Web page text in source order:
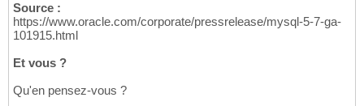
Source :
https://www.oracle.com/corporate/pressrelease/mysql-5-7-ga-
101915.html
Et vous ?
Qu'en pensez-vous ?